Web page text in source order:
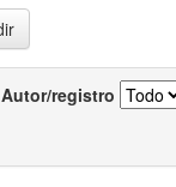
Autor/registro